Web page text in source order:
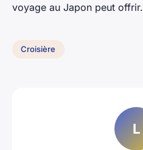
voyage au Japon peut offrir.
Croisière
L